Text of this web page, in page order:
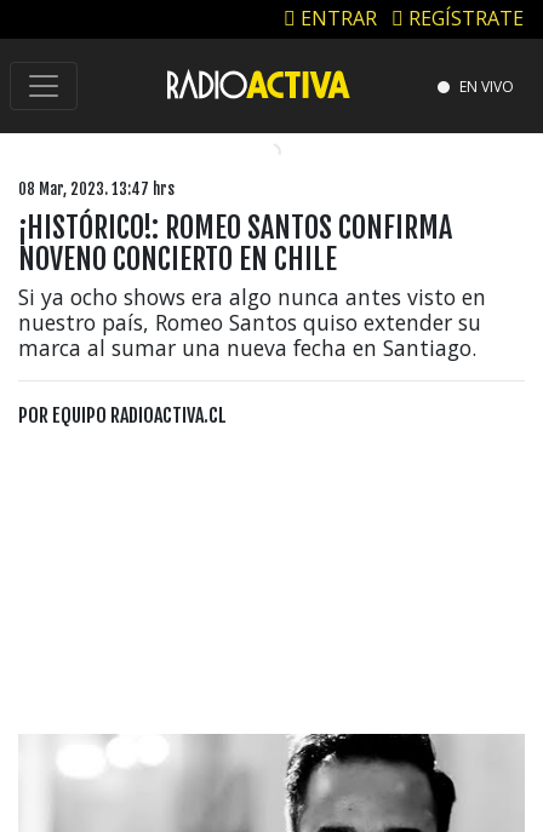
ENTRAR REGÍSTRATE
EN VIVO
08 Mar, 2023. 13:47 hrs
¡HISTÓRICO!: ROMEO SANTOS CONFIRMA
NOVENO CONCIERTO EN CHILE
Si ya ocho shows era algo nunca antes visto en
nuestro país, Romeo Santos quiso extender su
marca al sumar una nueva fecha en Santiago.
POR EQUIPO RADIOACTIVA.CL